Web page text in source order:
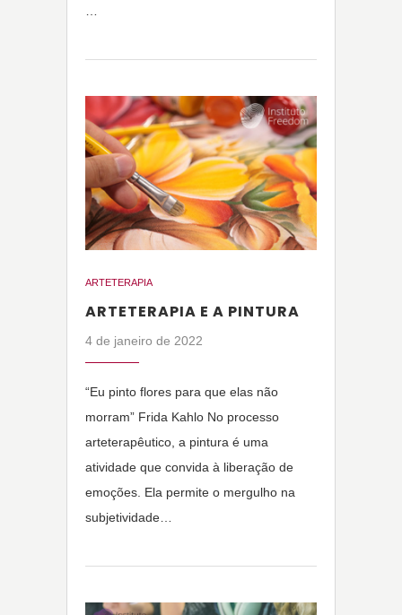
ARTETERAPIA
ARTETERAPIA E A PINTURA
4 de janeiro de 2022
“Eu pinto flores para que elas não
morram” Frida Kahlo No processo
arteterapêutico, a pintura é uma
atividade que convida à liberação de
emoções. Ela permite o mergulho na
subjetividade…